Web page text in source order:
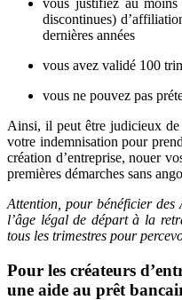
discontinues)
dernières années
vous avez validé 100
vous ne pouvez pas
Ainsi, il peut être judicieux
votre indemnisation pour
création d’entreprise, nouer
premières démarches sans
Attention, pour bénéficier des
l’âge légal de départ à la
tous les trimestres pour
Pour les créateurs
une aide au prêt